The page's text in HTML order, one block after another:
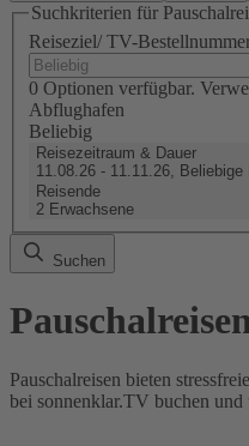
Suchkriterien für
Reiseziel/ TV-
0 Optionen verfügbar.
Abflughafen
Beliebig
Reisezeitraum & Dauer
11.08.26 - 11.11.26, Beliebige
Reisende
2 Erwachsene
Suchen
Pauschalreisen bieten
bei sonnenklar.TV buchen und